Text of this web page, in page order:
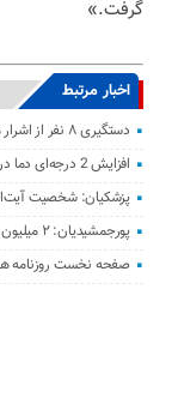
گرفت.»
اخبار مرتبط
دستگیری ۸ نفر از اشرار مسلح شاخص و مرتبطین گروهک‌های تروریستی
افزایش 2 درجه‌ای دما در برخی مناطق/ هوای معتدل در نوار شمالی ایران
پزشکیان: شخصیت
پورجمشیدیان: ۲ میلیون و ۸۲۸ هزار زائر اربعین به کشور بازگشتند
صفحه نخست روزنامه ها/